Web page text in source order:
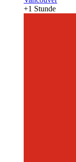
+1 Stunde